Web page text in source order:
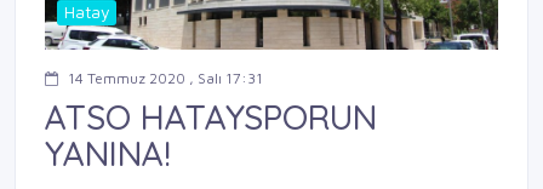
Hatay
14 Temmuz 2020 , Salı 17:31
ATSO HATAYSPORUN
YANINA!